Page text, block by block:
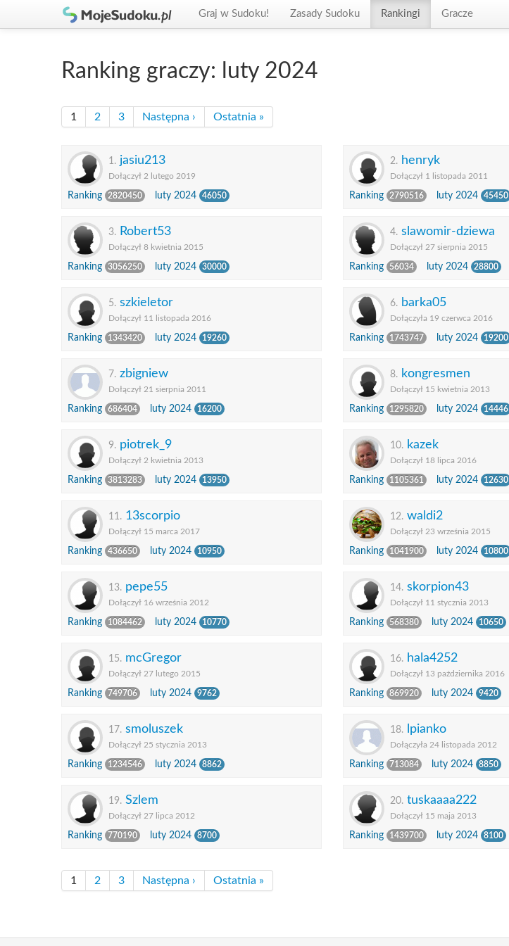
Graj w Sudoku! Zasady Sudoku Rankingi Gracze
Ranking graczy: luty 2024
1 2 3 Następna › Ostatnia »
1. jasiu213
Dołączył 2 lutego 2019
Ranking 2820450 luty 2024 46050
2. henryk
Dołączył 1 listopada 2011
Ranking 2790516 luty 2024 45450
3. Robert53
Dołączył 8 kwietnia 2015
Ranking 3056250 luty 2024 30000
4. slawomir-dziewa
Dołączył 27 sierpnia 2015
Ranking 56034 luty 2024 28800
5. szkieletor
Dołączył 11 listopada 2016
Ranking 1343420 luty 2024 19260
6. barka05
Dołączyła 19 czerwca 2016
Ranking 1743747 luty 2024 19200
7. zbigniew
Dołączył 21 sierpnia 2011
Ranking 686404 luty 2024 16200
8. kongresmen
Dołączył 15 kwietnia 2013
Ranking 1295820 luty 2024 14446
9. piotrek_9
Dołączył 2 kwietnia 2013
Ranking 3813283 luty 2024 13950
10. kazek
Dołączył 18 lipca 2016
Ranking 1105361 luty 2024 12630
11. 13scorpio
Dołączył 15 marca 2017
Ranking 436650 luty 2024 10950
12. waldi2
Dołączył 23 września 2015
Ranking 1041900 luty 2024 10800
13. pepe55
Dołączył 16 września 2012
Ranking 1084462 luty 2024 10770
14. skorpion43
Dołączył 11 stycznia 2013
Ranking 568380 luty 2024 10650
15. mcGregor
Dołączył 27 lutego 2015
Ranking 749706 luty 2024 9762
16. hala4252
Dołączył 13 października 2016
Ranking 869920 luty 2024 9420
17. smoluszek
Dołączył 25 stycznia 2013
Ranking 1234546 luty 2024 8862
18. lpianko
Dołączyła 24 listopada 2012
Ranking 713084 luty 2024 8850
19. Szlem
Dołączył 27 lipca 2012
Ranking 770190 luty 2024 8700
20. tuskaaaa222
Dołączył 15 maja 2013
Ranking 1439700 luty 2024 8100
1 2 3 Następna › Ostatnia »